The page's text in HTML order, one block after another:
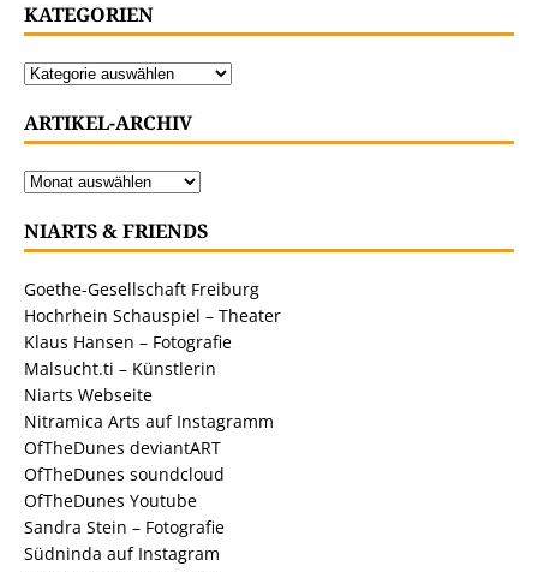
KATEGORIEN
ARTIKEL-ARCHIV
NIARTS & FRIENDS
Goethe-Gesellschaft Freiburg
Hochrhein Schauspiel – Theater
Klaus Hansen – Fotografie
Malsucht.ti – Künstlerin
Niarts Webseite
Nitramica Arts auf Instagramm
OfTheDunes deviantART
OfTheDunes soundcloud
OfTheDunes Youtube
Sandra Stein – Fotografie
Südninda auf Instagram